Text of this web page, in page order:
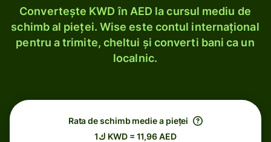
Convertește KWD în AED la cursul mediu de
schimb al pieței. Wise este contul internațional
pentru a trimite, cheltui și converti bani ca un
localnic.
Rata de schimb medie a pieței
ك1 KWD = 11,96 AED